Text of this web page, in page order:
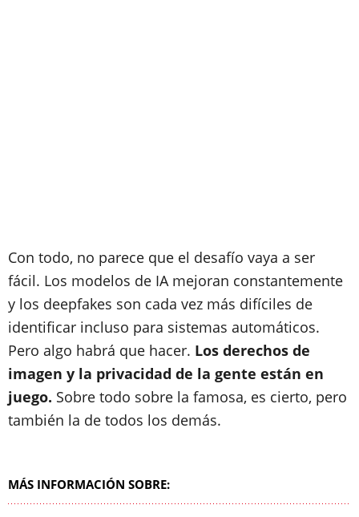
Con todo, no parece que el desafío vaya a ser
fácil. Los modelos de IA mejoran constantemente
y los deepfakes son cada vez más difíciles de
identificar incluso para sistemas automáticos.
Pero algo habrá que hacer. Los derechos de
imagen y la privacidad de la gente están en
juego. Sobre todo sobre la famosa, es cierto, pero
también la de todos los demás.
MÁS INFORMACIÓN SOBRE: